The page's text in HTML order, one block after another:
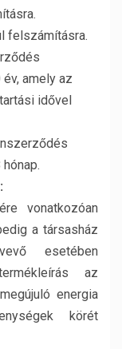
felszámításra.
amely az
idővel
vonatkozóan
a társasház
esetében
az
energia
körét